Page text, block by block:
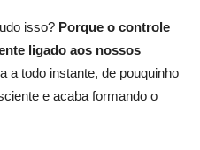
isso? Porque o controle
ligado aos nossos
a todo instante, de pouquinho
e acaba formando o